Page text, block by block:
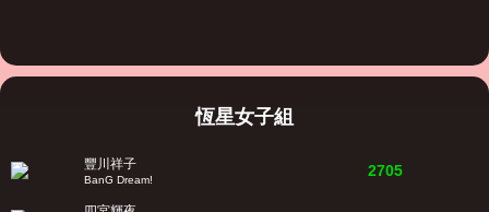
恆星女子組
豐川祥子
BanG Dream!
2705